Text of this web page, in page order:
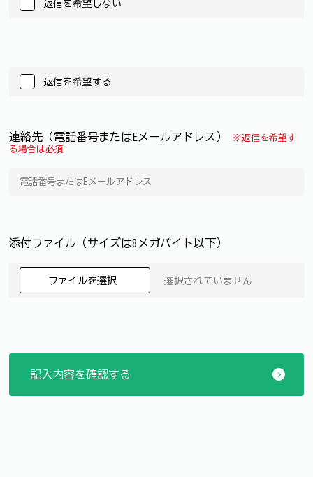
返信を希望しない
返信を希望する
連絡先（電話番号またはEメールアドレス）
※返信を希望す
る場合は必須
添付ファイル（サイズは8メガバイト以下）
ファイルを選択 選択されていません